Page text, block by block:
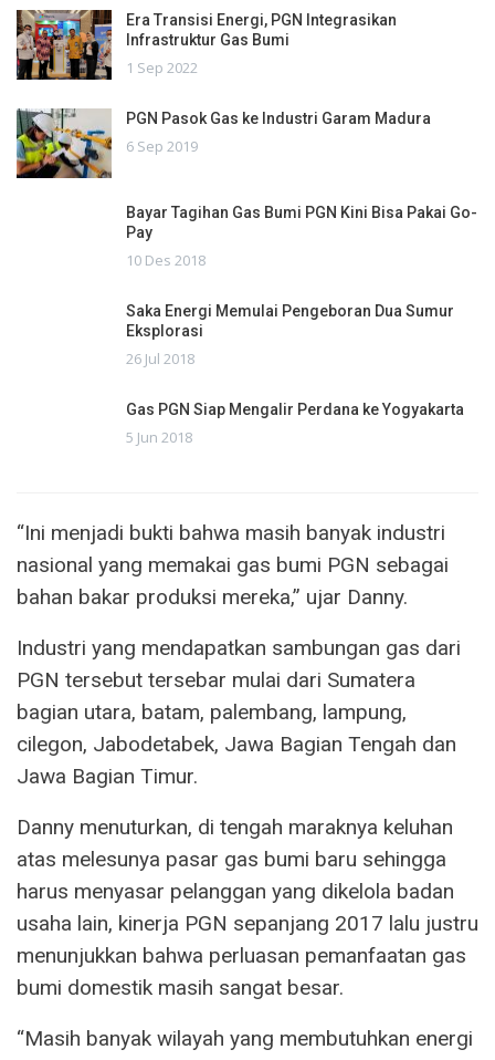
Era Transisi Energi, PGN Integrasikan
Infrastruktur Gas Bumi
1 Sep 2022
PGN Pasok Gas ke Industri Garam Madura
6 Sep 2019
Bayar Tagihan Gas Bumi PGN Kini Bisa Pakai Go-
Pay
10 Des 2018
Saka Energi Memulai Pengeboran Dua Sumur
Eksplorasi
26 Jul 2018
Gas PGN Siap Mengalir Perdana ke Yogyakarta
5 Jun 2018
“Ini menjadi bukti bahwa masih banyak industri
nasional yang memakai gas bumi PGN sebagai
bahan bakar produksi mereka,” ujar Danny.
Industri yang mendapatkan sambungan gas dari
PGN tersebut tersebar mulai dari Sumatera
bagian utara, batam, palembang, lampung,
cilegon, Jabodetabek, Jawa Bagian Tengah dan
Jawa Bagian Timur.
Danny menuturkan, di tengah maraknya keluhan
atas melesunya pasar gas bumi baru sehingga
harus menyasar pelanggan yang dikelola badan
usaha lain, kinerja PGN sepanjang 2017 lalu justru
menunjukkan bahwa perluasan pemanfaatan gas
bumi domestik masih sangat besar.
“Masih banyak wilayah yang membutuhkan energi